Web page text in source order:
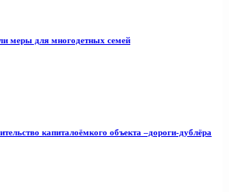
меры для многодетных семей
капиталоёмкого объекта –дороги-дублёра